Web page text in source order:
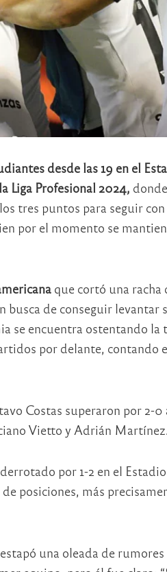
desde las 19 en el
Liga Profesional 2024,
tres puntos para seguir
por el momento se
que cortó una racha
busca de conseguir levantar
se encuentra ostentando la
por delante, contando
Costas superaron por 2-0
Vietto y Adrián Martínez.
por 1-2 en el
posiciones, más
una oleada de